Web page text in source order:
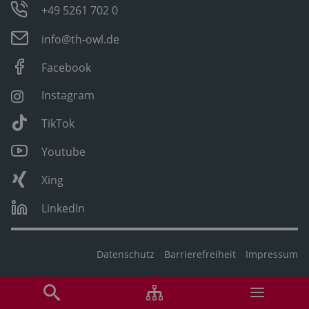
+49 5261 702 0
info@th-owl.de
Facebook
Instagram
TikTok
Youtube
Xing
LinkedIn
Datenschutz Barrierefreiheit Impressum